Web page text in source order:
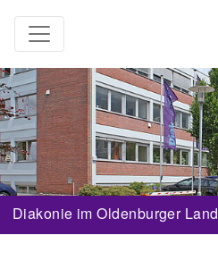
Diakonie im Oldenburger Land